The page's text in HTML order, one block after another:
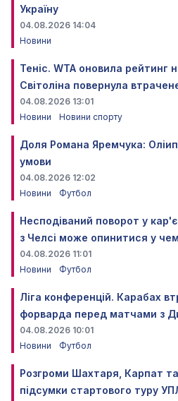
Україну
04.08.2026 14:04
Новини
Теніс. WTA оновила рейтинг
Світоліна повернула
04.08.2026 13:01
Новини
Новини спорту
Доля Романа Яремчука:
умови
04.08.2026 12:02
Новини
Футбол
Несподіваний поворот у
з Челсі може опинитися у
04.08.2026 11:01
Новини
Футбол
Ліга конференцій. Карабах
форварда перед матчами з
04.08.2026 10:01
Новини
Футбол
Розгроми Шахтаря, Карпат та
підсумки стартового туру